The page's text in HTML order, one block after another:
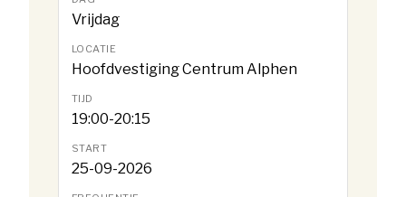
Vrijdag
Hoofdvestiging Centrum Alphen
19:00-20:15
25-09-2026